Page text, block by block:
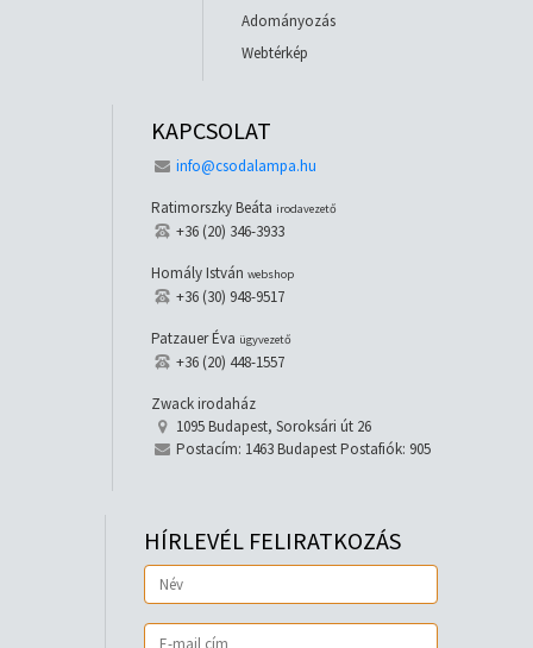
Adományozás
Webtérkép
KAPCSOLAT
info@csodalampa.hu
Ratimorszky Beáta irodavezető
+36 (20) 346-3933
Homály István webshop
+36 (30) 948-9517
Patzauer Éva ügyvezető
+36 (20) 448-1557
Zwack irodaház
1095 Budapest, Soroksári út 26
Postacím: 1463 Budapest Postafiók: 905
HÍRLEVÉL FELIRATKOZÁS